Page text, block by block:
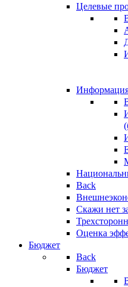
Целевые
Информация
Back
Скажи нет
Оценка
Бюджет
Back
Бюджет